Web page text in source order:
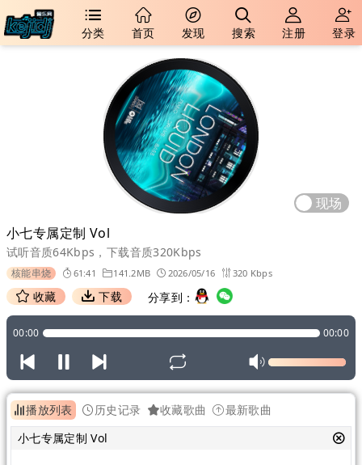
分类 首页 发现 搜索 注册 登录
现场
小七专属定制 Vol
试听音质64Kbps，下载音质320Kbps
核能串烧 61:41 141.2MB 2026/05/16 320 Kbps
收藏 下载 分享到：
00:00 00:00
播放列表 历史记录 收藏歌曲
最新歌曲
小七专属定制 Vol